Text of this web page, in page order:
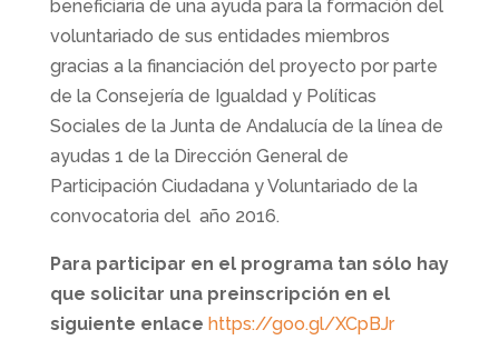
beneficiaria de una ayuda para la formación del
voluntariado de sus entidades miembros
gracias a la financiación del proyecto por parte
de la Consejería de Igualdad y Políticas
Sociales de la Junta de Andalucía de la línea de
ayudas 1 de la Dirección General de
Participación Ciudadana y Voluntariado de la
convocatoria del año 2016.
Para participar en el programa tan sólo hay
que solicitar una preinscripción en el
siguiente enlace https://goo.gl/XCpBJr